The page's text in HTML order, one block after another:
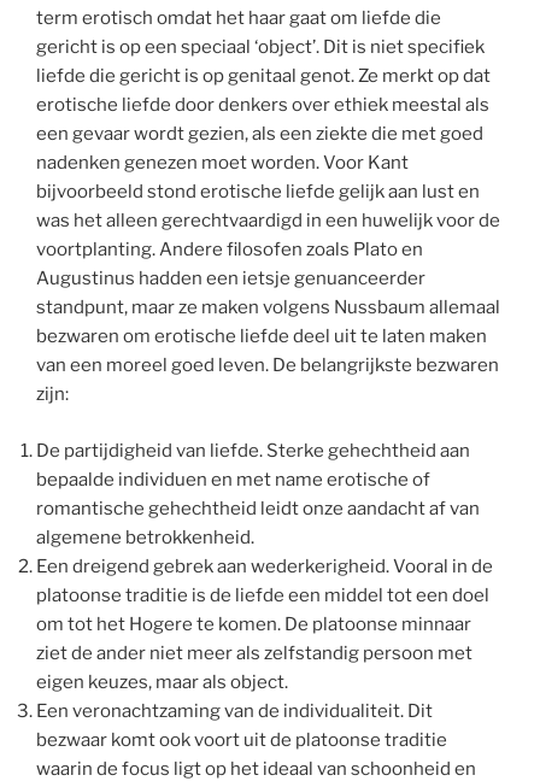
term erotisch omdat het haar gaat om liefde die
gericht is op een speciaal ‘object’. Dit is niet specifiek
liefde die gericht is op genitaal genot. Ze merkt op dat
erotische liefde door denkers over ethiek meestal als
een gevaar wordt gezien, als een ziekte die met goed
nadenken genezen moet worden. Voor Kant
bijvoorbeeld stond erotische liefde gelijk aan lust en
was het alleen gerechtvaardigd in een huwelijk voor de
voortplanting. Andere filosofen zoals Plato en
Augustinus hadden een ietsje genuanceerder
standpunt, maar ze maken volgens Nussbaum allemaal
bezwaren om erotische liefde deel uit te laten maken
van een moreel goed leven. De belangrijkste bezwaren
zijn:
De partijdigheid van liefde. Sterke gehechtheid aan
bepaalde individuen en met name erotische of
romantische gehechtheid leidt onze aandacht af van
algemene betrokkenheid.
Een dreigend gebrek aan wederkerigheid. Vooral in de
platoonse traditie is de liefde een middel tot een doel
om tot het Hogere te komen. De platoonse minnaar
ziet de ander niet meer als zelfstandig persoon met
eigen keuzes, maar als object.
Een veronachtzaming van de individualiteit. Dit
bezwaar komt ook voort uit de platoonse traditie
waarin de focus ligt op het ideaal van schoonheid en